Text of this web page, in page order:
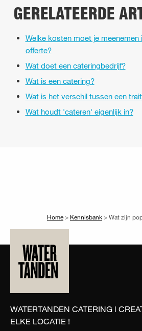
GERELATEERDE
Welke kosten moet je meenemen
offerte?
Wat doet een cateringbedrijf?
Wat is een catering?
Wat is het verschil tussen een
Wat houdt 'cateren' eigenlijk in?
Home> Kennisbank>Wat zijn
WATERTANDEN CATERING l
ELKE LOCATIE !